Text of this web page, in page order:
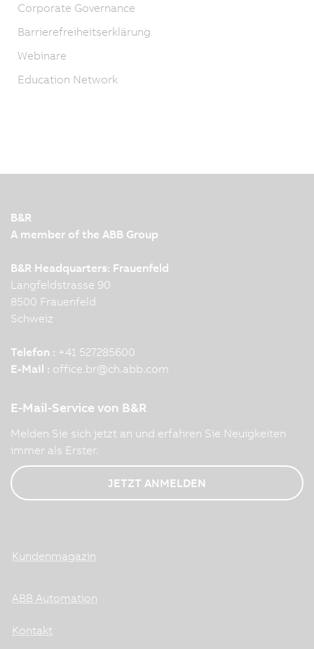
Corporate Governance
Barrierefreiheitserklärung
Webinare
Education Network
B&R
A member of the ABB Group
B&R Headquarters: Frauenfeld
Langfeldstrasse 90
8500 Frauenfeld
Schweiz
Telefon : +41 527285600
E-Mail : office.br@ch.abb.com
E-Mail-Service von B&R
Melden Sie sich jetzt an und erfahren Sie Neuigkeiten
immer als Erster.
JETZT ANMELDEN
Kundenmagazin
ABB Automation
Kontakt